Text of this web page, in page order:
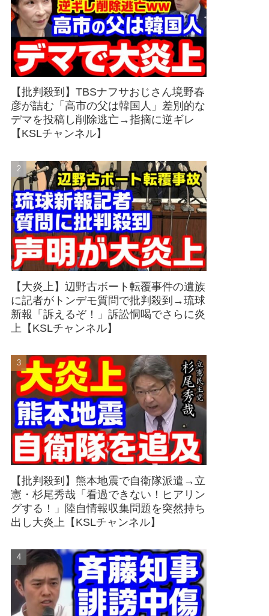
【批判殺到】TBSナフサおじさん境野春
彦が詰む「高市の父は韓国人」差別的な
デマを投稿し削除逃亡→指摘に逆ギレ
【KSLチャンネル】
【大炎上】辺野古ボート転覆事件の遺族
に記者がトンデモ質問で批判殺到→琉球
新報「訴えるぞ！」訴訟恫喝でさらに炎
上【KSLチャンネル】
【批判殺到】熊本地震で自衛隊派遣→立
憲・杉尾秀哉「看過できない！ヒアリン
グする！」陸自情報収集問題を突然持ち
出し大炎上【KSLチャンネル】